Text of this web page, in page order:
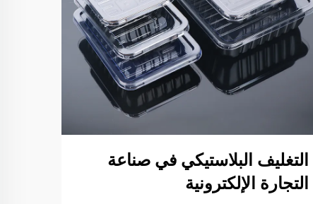
التغليف البلاستيكي في صناعة
التجارة الإلكترونية